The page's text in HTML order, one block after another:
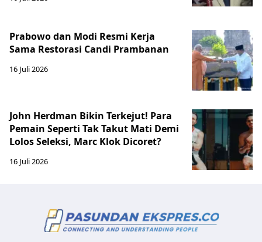
Prabowo dan Modi Resmi Kerja
Sama Restorasi Candi Prambanan
16 Juli 2026
John Herdman Bikin Terkejut! Para
Pemain Seperti Tak Takut Mati Demi
Lolos Seleksi, Marc Klok Dicoret?
16 Juli 2026